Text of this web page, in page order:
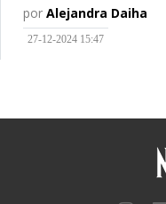
por Alejandra Daiha
27-12-2024 15:47